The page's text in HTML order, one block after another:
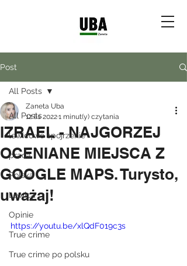
Post
All Posts
lewicowe spojrzenie
praca
Polska
Lewica
Opinie
True crime
True crime po polsku
All Posts
IZRAEL - NAJGORZEJ
OCENIANE MIEJSCA Z
GOOGLE MAPS. Turysto,
uważaj!
Zaneta Uba
12 lis 20221 minut(y) czytania
https://youtu.be/xlQdF019c3s